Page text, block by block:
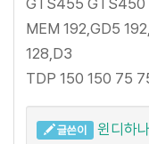
MEM 192,GD5
128,D3
TDP 150 150 75
글쓴이 윈디하나